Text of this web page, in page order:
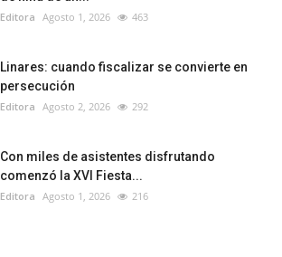
Editora Agosto 1, 2026 463
Linares: cuando fiscalizar se convierte en
persecución
Editora Agosto 2, 2026 292
Con miles de asistentes disfrutando
comenzó la XVI Fiesta...
Editora Agosto 1, 2026 216